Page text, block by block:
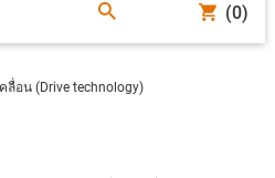
(0)
ลื่อน (Drive technology)